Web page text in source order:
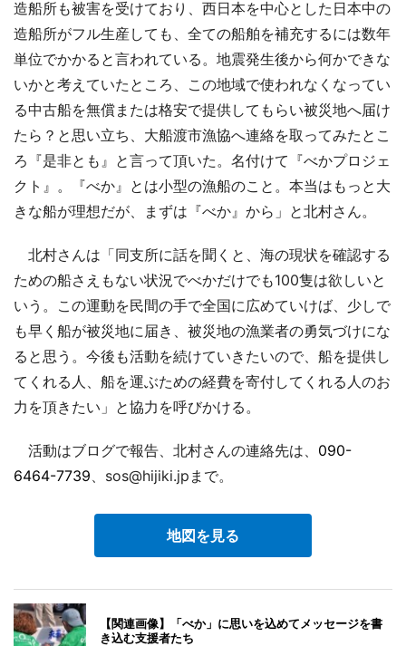
造船所も被害を受けており、西日本を中心とした日本中の
造船所がフル生産しても、全ての船舶を補充するには数年
単位でかかると言われている。地震発生後から何かできな
いかと考えていたところ、この地域で使われなくなってい
る中古船を無償または格安で提供してもらい被災地へ届け
たら？と思い立ち、大船渡市漁協へ連絡を取ってみたとこ
ろ『是非とも』と言って頂いた。名付けて『べかプロジェ
クト』。『べか』とは小型の漁船のこと。本当はもっと大
きな船が理想だが、まずは『べか』から」と北村さん。
北村さんは「同支所に話を聞くと、海の現状を確認する
ための船さえもない状況でべかだけでも100隻は欲しいと
いう。この運動を民間の手で全国に広めていけば、少しで
も早く船が被災地に届き、被災地の漁業者の勇気づけにな
ると思う。今後も活動を続けていきたいので、船を提供し
てくれる人、船を運ぶための経費を寄付してくれる人のお
力を頂きたい」と協力を呼びかける。
活動はブログで報告、北村さんの連絡先は、 090-
6464-7739 、sos@hijiki.jpまで。
地図を見る
【関連画像】「べか」に思いを込めてメッセージを書
き込む支援者たち